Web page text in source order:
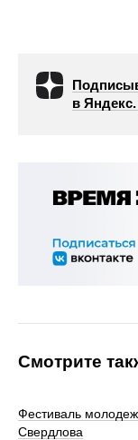
в
Смотрите
Фестиваль
Свердлова